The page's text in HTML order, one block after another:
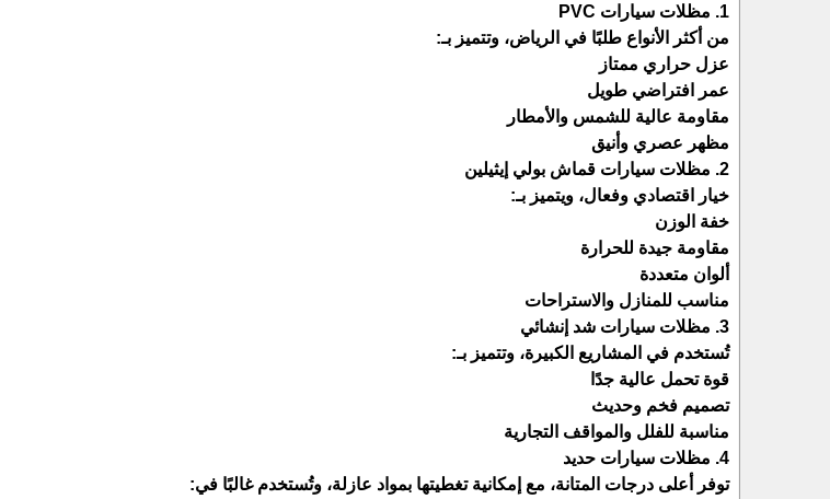
1. مظلات سيارات PVC
من أكثر الأنواع طلبًا في الرياض، وتتميز بـ:
عزل حراري ممتاز
عمر افتراضي طويل
مقاومة عالية للشمس والأمطار
مظهر عصري وأنيق
2. مظلات سيارات قماش بولي إيثيلين
خيار اقتصادي وفعال، ويتميز بـ:
خفة الوزن
مقاومة جيدة للحرارة
ألوان متعددة
مناسب للمنازل والاستراحات
3. مظلات سيارات شد إنشائي
تُستخدم في المشاريع الكبيرة، وتتميز بـ:
قوة تحمل عالية جدًا
تصميم فخم وحديث
مناسبة للفلل والمواقف التجارية
4. مظلات سيارات حديد
توفر أعلى درجات المتانة، مع إمكانية تغطيتها بمواد عازلة، وتُستخدم غالبًا في: